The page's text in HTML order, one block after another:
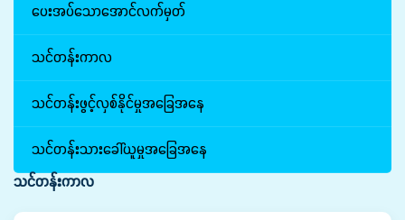
ပေးအပ်သောအောင်လက်မှတ်
သင်တန်းကာလ
သင်တန်းဖွင့်လှစ်နိုင်မှုအခြေအနေ
သင်တန်းသားခေါ်ယူမှုအခြေအနေ
သင်တန်းကာလ